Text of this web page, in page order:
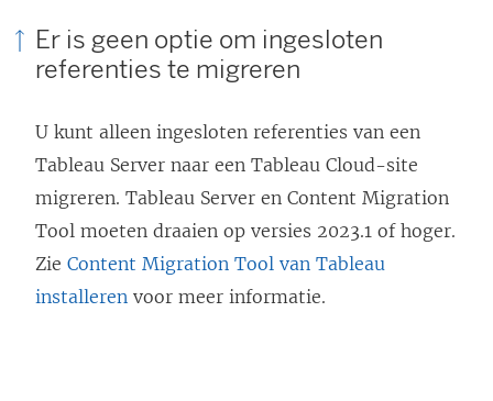
Er is geen optie om ingesloten
referenties te migreren
U kunt alleen ingesloten referenties van een
Tableau Server naar een Tableau Cloud-site
migreren. Tableau Server en Content Migration
Tool moeten draaien op versies 2023.1 of hoger.
Zie Content Migration Tool van Tableau
installeren voor meer informatie.